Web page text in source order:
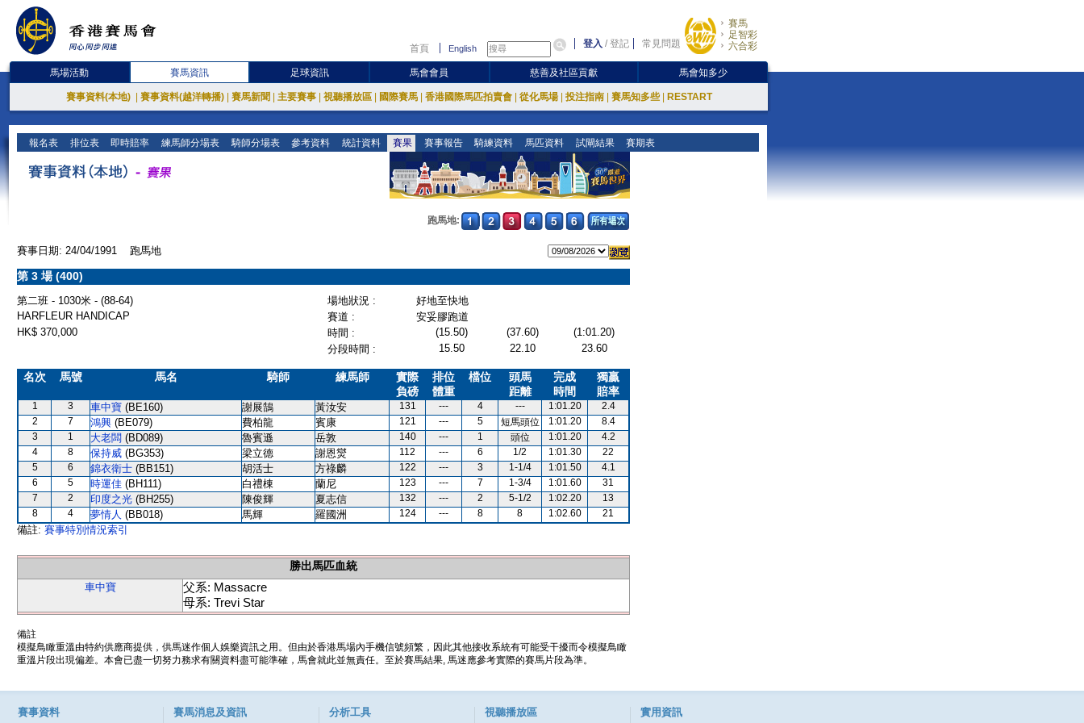
首頁 English 登入 /登記 常見問題
賽馬
足智彩
六合彩
馬場活動 賽馬資訊 足球資訊 馬會會員 慈善及社區貢獻 馬會知多少
賽事資料(本地) 賽事資料(越洋轉播) 賽馬新聞 主要賽事 視聽播放區 國際賽馬 香港國際馬匹拍賣會 從化馬場 投注指南 賽馬知多些 RESTART
報名表 排位表 即時賠率 練馬師分場表 騎師分場表 參考資料 統計資料 賽果 賽事報告 騎練資料 馬匹資料 試閘結果 賽期表
跑馬地:
賽事日期: 24/04/1991 跑馬地
第 3 場 (400)
第二班 - 1030米 - (88-64) 場地狀況 :
好地至快地
HARFLEUR HANDICAP
賽道 :
安妥膠跑道
HK$ 370,000
時間 : (15.50) (37.60)
(1:01.20)
分段時間 :
15.50 22.10 23.60
名次 馬號 馬名 騎師 練馬師
實際
負磅
排位
體重
檔位
頭馬
距離
完成
時間
獨贏
賠率
1 3 車中寶 (BE160) 謝展鵠 黃汝安 131 --- 4 --- 1:01.20
2.4
2
7 鴻興 (BE079) 費柏龍 賓康 121 --- 5 短馬頭位 1:01.20
8.4
3
1 大老闆 (BD089) 魯賓遜 岳敦 140 --- 1 頭位 1:01.20
4.2
4
8 保持威 (BG353) 梁立德 謝恩爕 112 --- 6 1/2 1:01.30
22
5
6 錦衣衛士 (BB151) 胡活士 方祿麟 122 --- 3 1-1/4 1:01.50
4.1
6
5 時運佳 (BH111) 白禮棟 蘭尼 123 --- 7 1-3/4 1:01.60
31
7
2 印度之光 (BH255) 陳俊輝 夏志信 132 --- 2 5-1/2 1:02.20
13
8
4 夢情人 (BB018) 馬輝 羅國洲 124 --- 8 8 1:02.60 21
備註: 賽事特別情況索引
勝出馬匹血統
車中寶
父系: Massacre
母系: Trevi Star
備註
模擬鳥瞰重溫由特約供應商提供，供馬迷作個人娛樂資訊之用。但由於香港馬場內手機信號頻繁，因此其他接收系統有可能受干擾而令模擬鳥瞰
重溫片段出現偏差。本會已盡一切努力務求有關資料盡可能準確，馬會就此並無責任。至於賽馬結果, 馬迷應參考實際的賽馬片段為準。
賽事資料 賽馬消息及資訊 分析工具 視聽播放區 實用資訊